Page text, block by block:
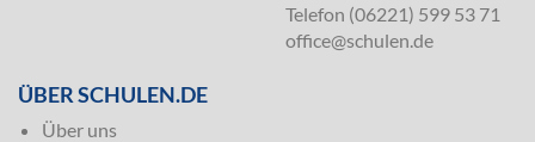
Telefon (06221) 599 53 71
office@schulen.de
ÜBER SCHULEN.DE
Über uns